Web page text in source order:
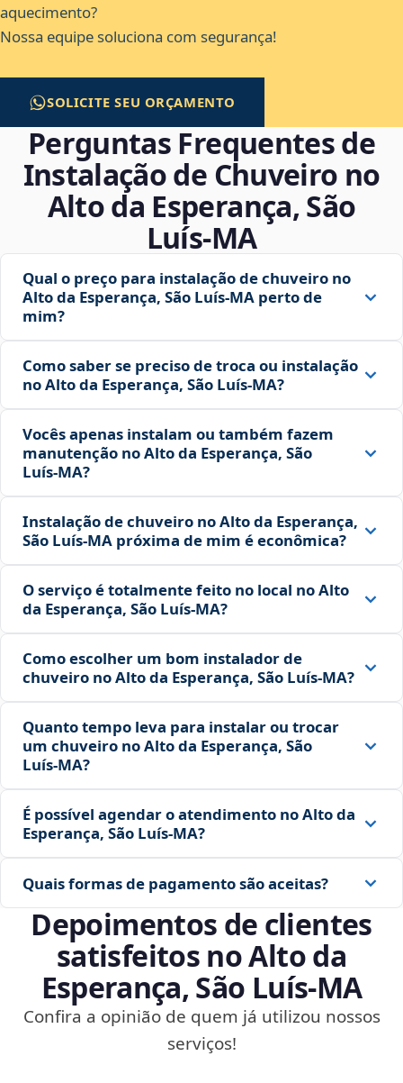
aquecimento?
Nossa equipe soluciona com segurança!
SOLICITE SEU ORÇAMENTO
Perguntas Frequentes de
Instalação de Chuveiro no
Alto da Esperança, São
Luís‑MA
Qual o preço para instalação de chuveiro no
Alto da Esperança, São Luís‑MA perto de
mim?
Como saber se preciso de troca ou instalação
no Alto da Esperança, São Luís‑MA?
Vocês apenas instalam ou também fazem
manutenção no Alto da Esperança, São
Luís‑MA?
Instalação de chuveiro no Alto da Esperança,
São Luís‑MA próxima de mim é econômica?
O serviço é totalmente feito no local no Alto
da Esperança, São Luís‑MA?
Como escolher um bom instalador de
chuveiro no Alto da Esperança, São Luís‑MA?
Quanto tempo leva para instalar ou trocar
um chuveiro no Alto da Esperança, São
Luís‑MA?
É possível agendar o atendimento no Alto da
Esperança, São Luís‑MA?
Quais formas de pagamento são aceitas?
Depoimentos de clientes
satisfeitos no Alto da
Esperança, São Luís‑MA
Confira a opinião de quem já utilizou nossos
serviços!